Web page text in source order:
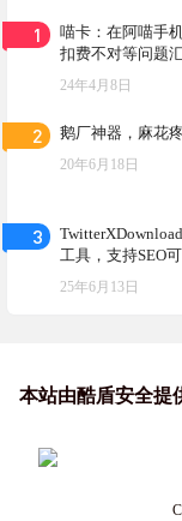
1
喵卡：在阿喵手
扣费不对等问题
24年4月8日
2 鹅厂神器，麻花
20年6月18日
3
工具，支持SEO
25年6月13日
本站由酷盾安全提